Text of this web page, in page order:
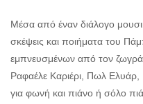
Μέσα από έναν διάλογο
σκέψεις και ποιήματα του
εμπνευσμένων από τον
Ραφαέλε Καριέρι, Πωλ Ελυάρ,
για φωνή και πιάνο ή σόλο